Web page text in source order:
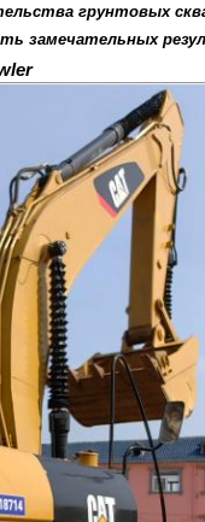
грунтовых
замечательных